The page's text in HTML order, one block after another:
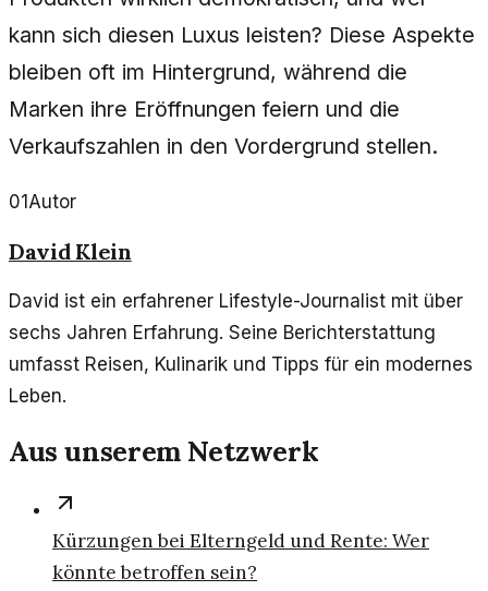
kann sich diesen Luxus leisten? Diese Aspekte
bleiben oft im Hintergrund, während die
Marken ihre Eröffnungen feiern und die
Verkaufszahlen in den Vordergrund stellen.
01 Autor
David Klein
David ist ein erfahrener Lifestyle-Journalist mit über
sechs Jahren Erfahrung. Seine Berichterstattung
umfasst Reisen, Kulinarik und Tipps für ein modernes
Leben.
Aus unserem Netzwerk
Kürzungen bei Elterngeld und Rente: Wer
könnte betroffen sein?